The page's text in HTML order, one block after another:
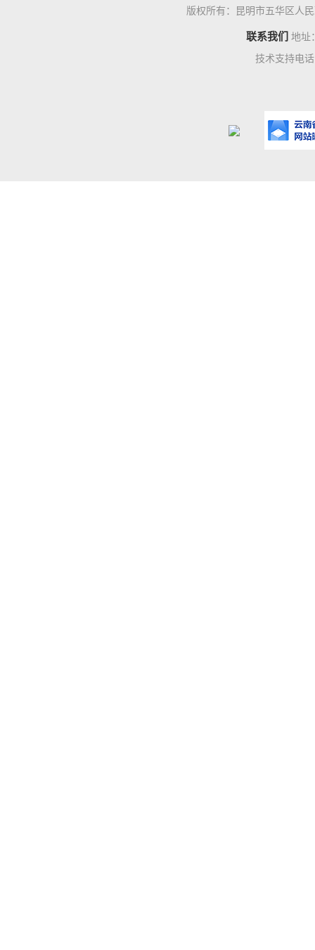
版权所有：昆明市五华区人
联系我们 地址
技术支持电